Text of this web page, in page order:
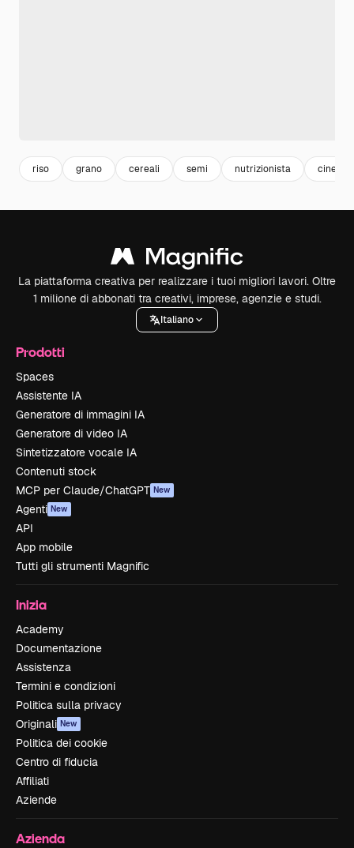
riso grano cereali semi nutrizionista cinese
La piattaforma creativa per realizzare i tuoi migliori lavori. Oltre
1 milione di abbonati tra creativi, imprese, agenzie e studi.
Italiano
Prodotti
Spaces
Assistente IA
Generatore di immagini IA
Generatore di video IA
Sintetizzatore vocale IA
Contenuti stock
MCP per Claude/ChatGPT New
Agenti New
API
App mobile
Tutti gli strumenti Magnific
Inizia
Academy
Documentazione
Assistenza
Termini e condizioni
Politica sulla privacy
Originali New
Politica dei cookie
Centro di fiducia
Affiliati
Aziende
Azienda